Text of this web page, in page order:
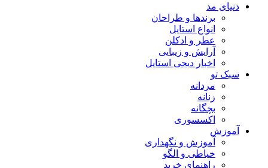
دنیای مد
برندها و طراحان
انواع استایل
عطر و ادکلن
آرایش و زیبایی
اخبار دیجی استایل
سبک تو
مردانه
زنانه
بچگانه
اکسسوری
آموزش
آموزش و نگهداری
خیاطی و الگو
راهنمای خرید